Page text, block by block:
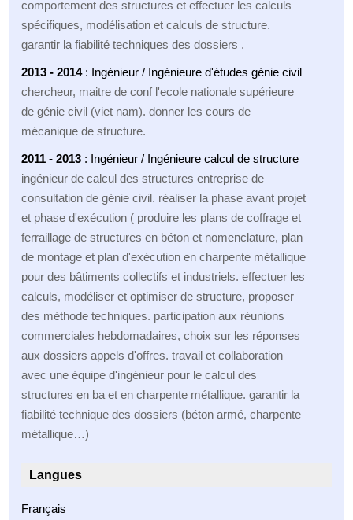
comportement des structures et effectuer les calculs
spécifiques, modélisation et calculs de structure.
garantir la fiabilité techniques des dossiers .
2013 - 2014: Ingénieur / Ingénieure d'études génie civil
chercheur, maitre de conf l'ecole nationale supérieure
de génie civil (viet nam). donner les cours de
mécanique de structure.
2011 - 2013 : Ingénieur / Ingénieure calcul de structure
ingénieur de calcul des structures entreprise de
consultation de génie civil. réaliser la phase avant projet
et phase d'exécution ( produire les plans de coffrage et
ferraillage de structures en béton et nomenclature, plan
de montage et plan d'exécution en charpente métallique
pour des bâtiments collectifs et industriels. effectuer les
calculs, modéliser et optimiser de structure, proposer
des méthode techniques. participation aux réunions
commerciales hebdomadaires, choix sur les réponses
aux dossiers appels d'offres. travail et collaboration
avec une équipe d'ingénieur pour le calcul des
structures en ba et en charpente métallique. garantir la
fiabilité technique des dossiers (béton armé, charpente
métallique…)
Langues
Français